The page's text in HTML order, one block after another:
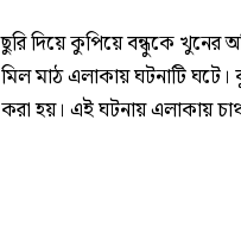
ছুরি দিয়ে কুপিয়ে বন্ধুকে
মিল মাঠ এলাকায় ঘটনাটি
করা হয়। এই ঘটনায় এলাকায়